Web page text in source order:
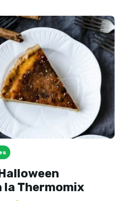
la Thermomix